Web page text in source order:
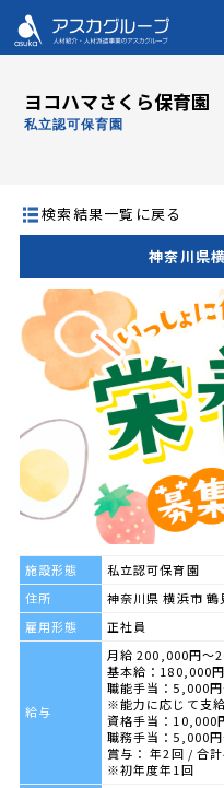
ヨコハマさくら保育園
私立認可保育園
検索結果一覧に戻る
神奈川県
施設形態
私立認可保育園
住所
神奈川県 横浜市
雇用形態
正社員
給与
月給 200,000円～
基本給：180,000
職能手当：5,000
※能力に応じて支給
資格手当：10,000
職務手当：5,000
賞与： 年2回 / 合
※初年度年1回